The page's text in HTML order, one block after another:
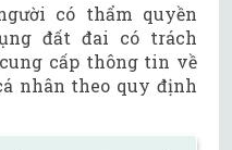
có thẩm quyền
đất đai có trách
cấp thông tin về
nhân theo quy định